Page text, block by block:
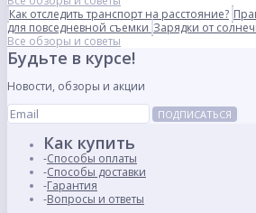
Как отследить транспорт на расстояние?
для повседневной съемки Зарядки от
Все обзоры и советы
Будьте в курсе!
Новости, обзоры и акции
ПОДПИСАТЬСЯ
Как купить
Способы оплаты
Способы доставки
Гарантия
Вопросы и ответы